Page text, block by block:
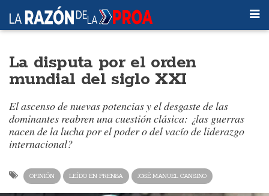
La disputa por el orden
mundial del siglo XXI
El ascenso de nuevas potencias y el desgaste de las
dominantes reabren una cuestión clásica: ¿las guerras
nacen de la lucha por el poder o del vacío de liderazgo
internacional?
OPINIÓN LEÍDO EN PRENSA JOSÉ MANUEL CANSINO